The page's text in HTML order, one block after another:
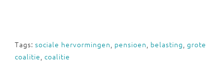
Tags: sociale hervormingen, pensioen, belasting, grote
coalitie, coalitie